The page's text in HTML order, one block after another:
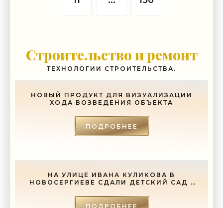
Строительство и ремонт
ТЕХНОЛОГИИ СТРОИТЕЛЬСТВА.
НОВЫЙ ПРОДУКТ ДЛЯ ВИЗУАЛИЗАЦИИ
ХОДА ВОЗВЕДЕНИЯ ОБЪЕКТА
ПОДРОБНЕЕ
НА УЛИЦЕ ИВАНА КУЛИКОВА В
НОВОСЕРГИЕВЕ СДАЛИ ДЕТСКИЙ САД -
ПОДРОБНЕЕ